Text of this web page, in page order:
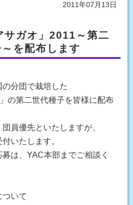
2011年07月13日
サガオ」2011～第二
を配布します
分団で栽培した
の第二世代種子を皆様に配布
員優先といたしますが、
いたします。
募は、YAC本部までご相談く
いて